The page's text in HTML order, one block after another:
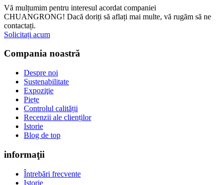
Vă mulțumim pentru interesul acordat companiei
CHUANGRONG! Dacă doriți să aflați mai multe, vă rugăm să ne
contactați.
Solicitați acum
Compania noastră
Despre noi
Sustenabilitate
Expoziţie
Piețe
Controlul calității
Recenzii ale clienților
Istorie
Blog de top
informaţii
Întrebări frecvente
Istorie